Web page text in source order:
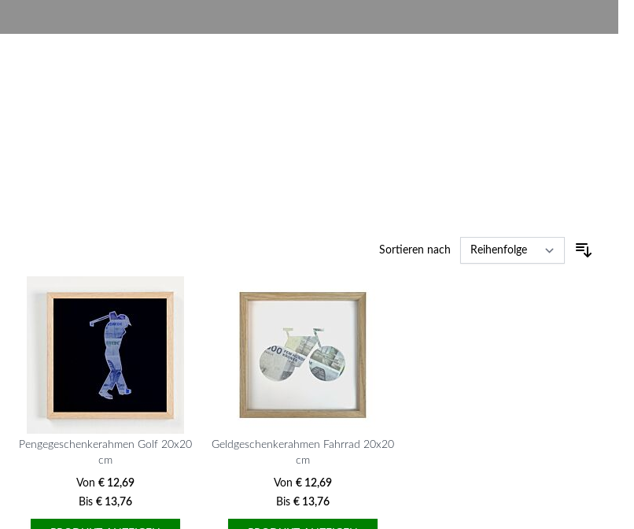
Sortieren nach
Pengegeschenkerahmen Golf 20x20
cm
Von € 12,69
Bis € 13,76
Geldgeschenkerahmen Fahrrad 20x20
cm
Von € 12,69
Bis € 13,76